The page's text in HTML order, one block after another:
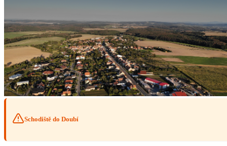
Schodiště do Doubí